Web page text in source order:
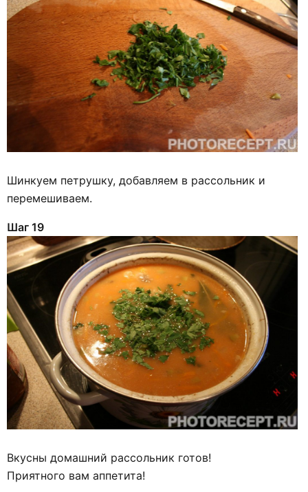
Шинкуем петрушку, добавляем в рассольник и
перемешиваем.
Шаг 19
Вкусны домашний рассольник готов!
Приятного вам аппетита!